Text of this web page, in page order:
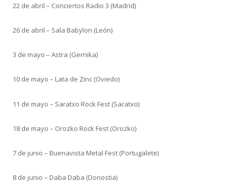
22 de abril – Conciertos Radio 3 (Madrid)
26 de abril – Sala Babylon (León)
3 de mayo – Astra (Gernika)
10 de mayo – Lata de Zinc (Oviedo)
11 de mayo – Saratxo Rock Fest (Saratxo)
18 de mayo – Orozko Rock Fest (Orozko)
7 de junio – Buenavista Metal Fest (Portugalete)
8 de junio – Daba Daba (Donostia)